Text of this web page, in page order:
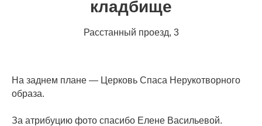
кладбище
Расстанный проезд, 3
На заднем плане — Церковь Спаса Нерукотворного
образа.
За атрибуцию фото спасибо Елене Васильевой.